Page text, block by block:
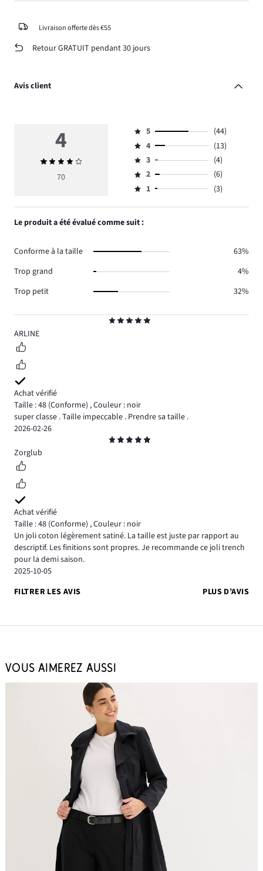
Livraison offerte dès €55
Retour GRATUIT pendant 30 jours
Avis client
5
ARLINE
Achat vérifié
Taille : 48 (Conforme) ,Couleur : noir
super classe . Taille impeccable . Prendre sa taille .
2026-02-26
5
Zorglub
Achat vérifié
Taille : 48 (Conforme) ,Couleur : noir
Un joli coton légèrement satiné. La taille est juste par rapport au
descriptif. Les finitions sont propres. Je recommande ce joli trench
pour la demi saison.
2025-10-05
FILTRER LES AVIS
PLUS D’AVIS
4
Note
moyenne
70
Note
5,
nombre
de
votes
44.
5
(44)
Note
4,
nombre
de
13.
4
(13)
Note
3,
nombre
4.
3
(4)
Note
2,
votes
2
(6)
Note
1,
nombre
de
3.
1 (3)
Le produit a été évalué comme suit :
Conforme à la taille
63%
Trop grand
4%
Trop petit
32%
VOUS AIMEREZ AUSSI